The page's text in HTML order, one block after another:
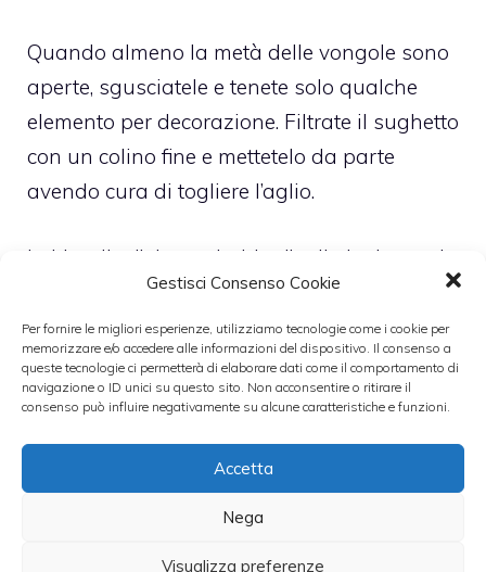
Gestisci Consenso Cookie
Per fornire le migliori esperienze, utilizziamo tecnologie come i cookie per
memorizzare e/o accedere alle informazioni del dispositivo. Il consenso a
queste tecnologie ci permetterà di elaborare dati come il comportamento di
navigazione o ID unici su questo sito. Non acconsentire o ritirare il
consenso può influire negativamente su alcune caratteristiche e funzioni.
Accetta
Nega
Visualizza preferenze
Quando almeno la metà delle vongole sono
aperte, sgusciatele e tenete solo qualche
elemento per decorazione. Filtrate il sughetto
con un colino fine e mettetelo da parte
avendo cura di togliere l’aglio.
Imbiondite l’altro spicchio d’aglio insieme ai
restanti 2 cucchiai di olio e al resto dei
gambi di prezzemolo tritati. Non appena
l’olio si riscalda, unite i funghi e mescolate
bene. Usate il vino per sfumare e salate
lessate la pasta finché sarà al dente,
scolatela e saltatela in padella
aggiungendo le vongole e il loro sughetto.